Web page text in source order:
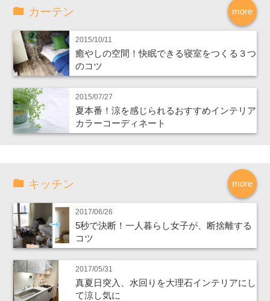
more
カーテン
2015/10/11
癒やしの空間！快眠できる寝室をつくる３つ
のコツ
2015/07/27
夏本番！涼を感じられるおすすめインテリア
カラーコーディネート
more
キッチン
2017/06/26
5秒で決断！一人暮らし女子が、断捨離する
コツ
2017/05/31
真夏日突入、水回りを大理石インテリアにし
て涼し気に